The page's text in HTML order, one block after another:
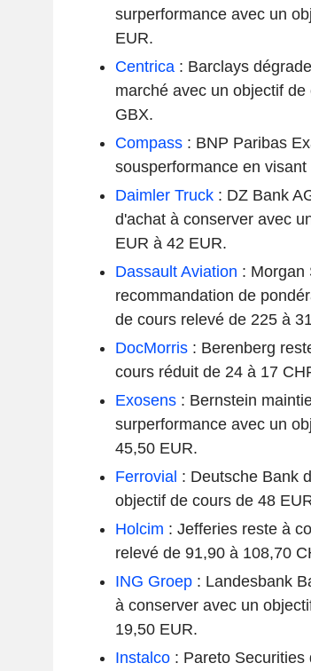
surperformance avec un
EUR.
Centrica: Barclays
marché avec un objectif
GBX.
Compass: BNP Paribas
sousperformance en visant
Daimler Truck: DZ Bank
d'achat à conserver avec
EUR à 42 EUR.
Dassault Aviation : Morgan
recommandation de
de cours relevé de 225 à
DocMorris: Berenberg
cours réduit de 24 à 17
Exosens: Bernstein
surperformance avec un
45,50 EUR.
Ferrovial : Deutsche Bank
objectif de cours de 48
Holcim : Jefferies reste à
relevé de 91,90 à 108,70
ING Groep: Landesbank
à conserver avec un
19,50 EUR.
Instalco: Pareto Securities